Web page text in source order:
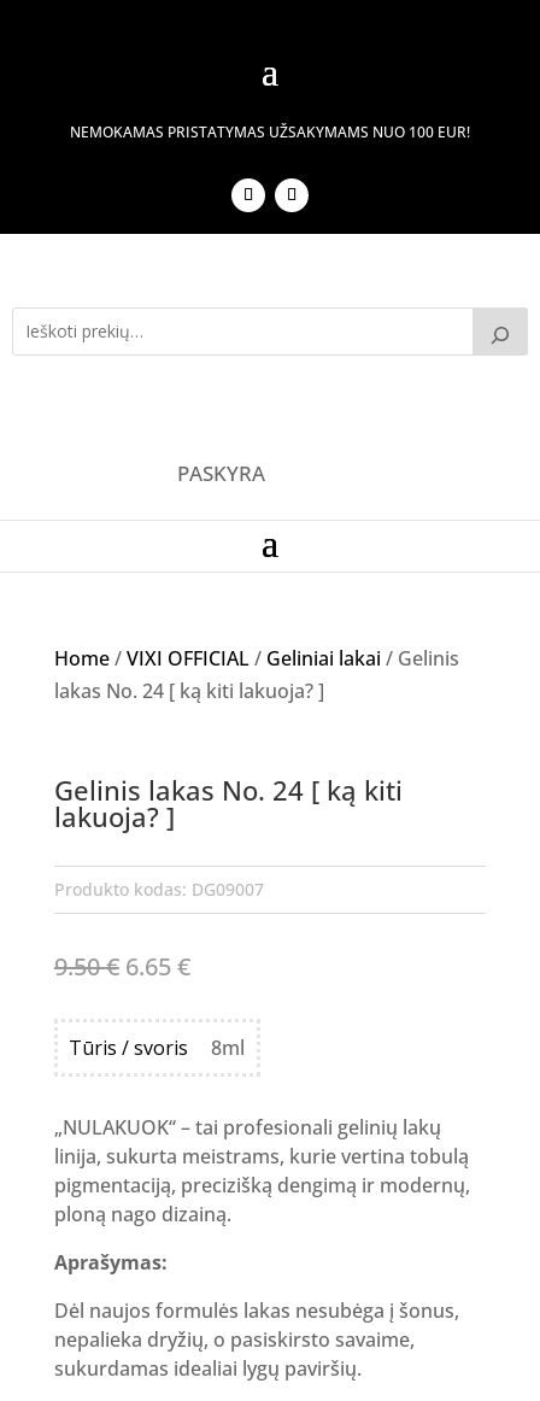
NEMOKAMAS PRISTATYMAS UŽSAKYMAMS NUO 100 EUR!
PASKYRA
Home/VIXI OFFICIAL/ Geliniai lakai / Gelinis
lakas No. 24 [ ką kiti lakuoja? ]
NETURIME
Gelinis lakas No. 24 [ ką kiti
lakuoja? ]
Produkto kodas: DG09007
9.50€ Original
was:
9.50 €.
6.65€Current
is:
6.65 €.
Tūris / svoris 8ml
„NULAKUOK“ – tai profesionali gelinių lakų
linija, sukurta meistrams, kurie vertina tobulą
pigmentaciją, precizišką dengimą ir modernų,
ploną nago dizainą.
Aprašymas:
Dėl naujos formulės lakas nesubėga į šonus,
nepalieka dryžių, o pasiskirsto savaime,
sukurdamas idealiai lygų paviršių.